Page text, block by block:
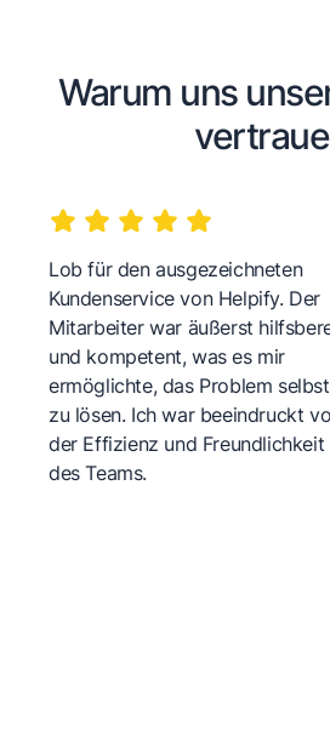
Warum uns
Lob für den ausgezeichneten
Kundenservice von Helpify. Der
Mitarbeiter war äußerst
und kompetent, was es mir
ermöglichte, das Problem selbst
zu lösen. Ich war beeindruckt
der Effizienz und Freundlichkeit
des Teams.